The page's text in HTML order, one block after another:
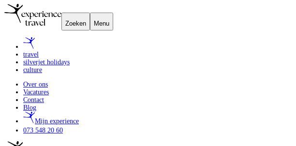
Zoeken Menu
travel
silverjet holidays
culture
Over ons
Vacatures
Contact
Blog
Mijn experience
073 548 20 60